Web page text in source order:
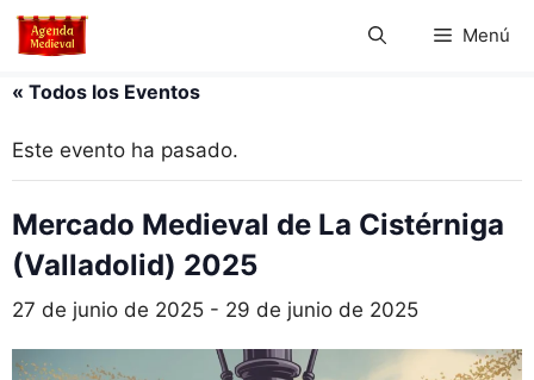
Saltar
Menú
« Todos los Eventos
Este evento ha pasado.
Mercado Medieval de La Cistérniga
(Valladolid) 2025
27 de junio de 2025 - 29 de junio de 2025